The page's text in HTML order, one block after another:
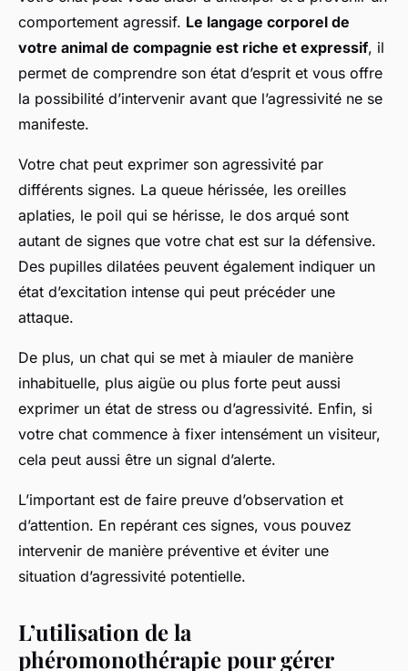
comportement agressif. Le langage corporel de
votre animal de compagnie est riche et expressif, il
permet de comprendre son état d’esprit et vous offre
la possibilité d’intervenir avant que l’agressivité ne se
manifeste.
Votre chat peut exprimer son agressivité par
différents signes. La queue hérissée, les oreilles
aplaties, le poil qui se hérisse, le dos arqué sont
autant de signes que votre chat est sur la défensive.
Des pupilles dilatées peuvent également indiquer un
état d’excitation intense qui peut précéder une
attaque.
De plus, un chat qui se met à miauler de manière
inhabituelle, plus aigüe ou plus forte peut aussi
exprimer un état de stress ou d’agressivité. Enfin, si
votre chat commence à fixer intensément un visiteur,
cela peut aussi être un signal d’alerte.
L’important est de faire preuve d’observation et
d’attention. En repérant ces signes, vous pouvez
intervenir de manière préventive et éviter une
situation d’agressivité potentielle.
L’utilisation de la
phéromonothérapie pour gérer